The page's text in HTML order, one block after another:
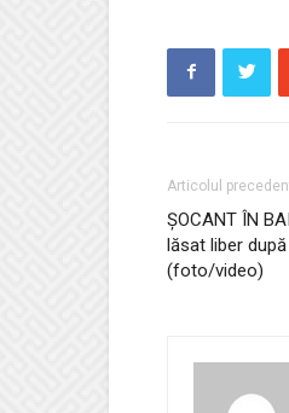
Articolul
ȘOCANT ÎN
lăsat liber
(foto/video)